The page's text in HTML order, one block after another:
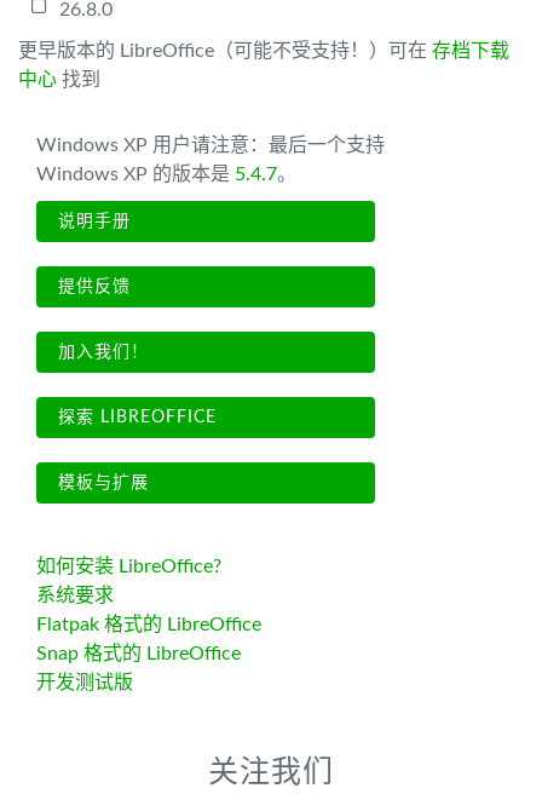
26.8.0
更早版本的 LibreOffice（可能不受支持！）可在 存档下载
中心 找到
Windows XP 用户请注意：最后一个支持
Windows XP 的版本是 5.4.7。
说明手册
提供反馈
加入我们！
探索 LIBREOFFICE
模板与扩展
如何安装 LibreOffice?
系统要求
Flatpak 格式的 LibreOffice
Snap 格式的 LibreOffice
开发测试版
关注我们